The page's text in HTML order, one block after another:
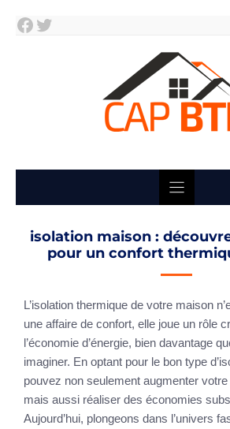
Skip
Facebook Twitter
isolation maison :
pour un confort
L’isolation thermique de votre maison
une affaire de confort, elle joue un rôle
l’économie d’énergie, bien davantage
imaginer. En optant pour le bon type
pouvez non seulement augmenter
mais aussi réaliser des économies
Aujourd’hui, plongeons dans l’univers